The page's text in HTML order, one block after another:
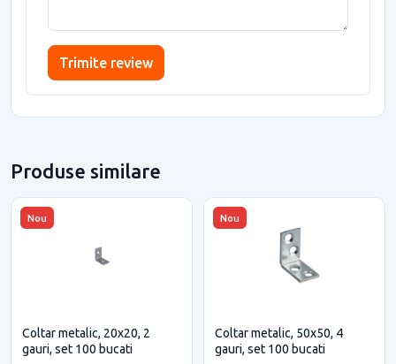
Trimite review
Produse similare
Nou
Coltar metalic, 20x20, 2
gauri, set 100 bucati
Nou
Coltar metalic, 50x50, 4
gauri, set 100 bucati